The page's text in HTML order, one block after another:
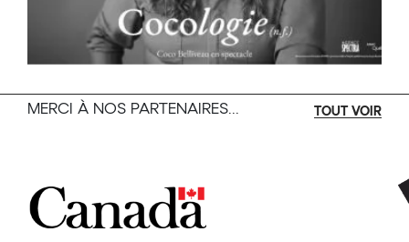
MERCI À NOS PARTENAIRES... TOUT VOIR